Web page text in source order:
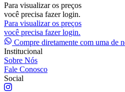
Para visualizar os preços
você precisa fazer login.
Para visualizar os preços
você precisa fazer login.
Compre diretamente com uma de
Institucional
Sobre Nós
Fale Conosco
Social